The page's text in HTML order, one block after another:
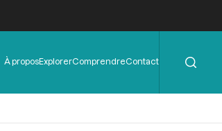
Menu
de
À proposExplorerComprendreContact